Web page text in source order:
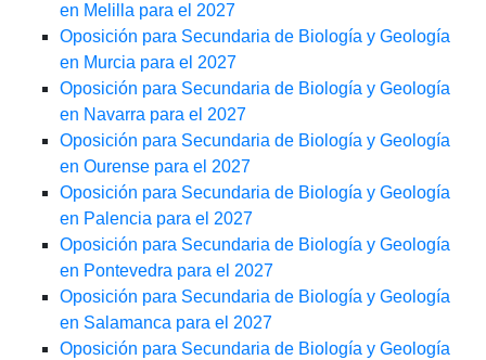
en Melilla para el 2027
Oposición para Secundaria de Biología y Geología
en Murcia para el 2027
Oposición para Secundaria de Biología y Geología
en Navarra para el 2027
Oposición para Secundaria de Biología y Geología
en Ourense para el 2027
Oposición para Secundaria de Biología y Geología
en Palencia para el 2027
Oposición para Secundaria de Biología y Geología
en Pontevedra para el 2027
Oposición para Secundaria de Biología y Geología
en Salamanca para el 2027
Oposición para Secundaria de Biología y Geología